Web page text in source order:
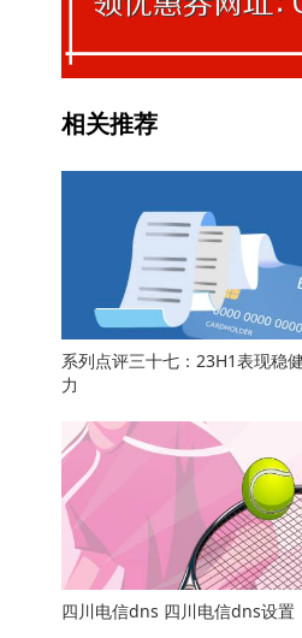
相关推荐
系列点评三十七：23H1表现稳
力
四川电信dns 四川电信dns设置